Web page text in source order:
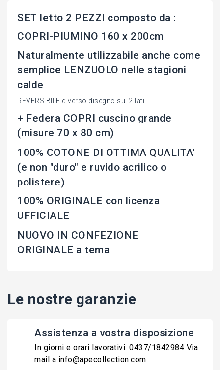
SET letto 2 PEZZI composto da :
COPRI-PIUMINO 160 x 200cm
Naturalmente utilizzabile anche come
semplice LENZUOLO nelle stagioni
calde
REVERSIBILE diverso disegno sui 2 lati
+ Federa COPRI cuscino grande
(misure 70 x 80 cm)
100% COTONE DI OTTIMA QUALITA'
(e non "duro" e ruvido acrilico o
polistere)
100% ORIGINALE con licenza
UFFICIALE
NUOVO IN CONFEZIONE
ORIGINALE a tema
Le nostre garanzie
Assistenza a vostra disposizione
In giorni e orari lavorativi: 0437/1842984 Via
mail a info@apecollection.com